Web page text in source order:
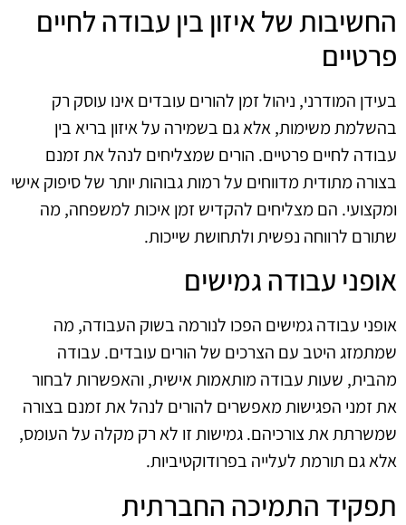
החשיבות של איזון בין עבודה לחיים
פרטיים
בעידן המודרני, ניהול זמן להורים עובדים אינו עוסק רק
בהשלמת משימות, אלא גם בשמירה על איזון בריא בין
עבודה לחיים פרטיים. הורים שמצליחים לנהל את זמנם
בצורה מתודית מדווחים על רמות גבוהות יותר של סיפוק אישי
ומקצועי. הם מצליחים להקדיש זמן איכות למשפחה, מה
שתורם לרווחה נפשית ולתחושת שייכות.
אופני עבודה גמישים
אופני עבודה גמישים הפכו לנורמה בשוק העבודה, מה
שמתמזג היטב עם הצרכים של הורים עובדים. עבודה
מהבית, שעות עבודה מותאמות אישית, והאפשרות לבחור
את זמני הפגישות מאפשרים להורים לנהל את זמנם בצורה
שמשרתת את צורכיהם. גמישות זו לא רק מקלה על העומס,
אלא גם תורמת לעלייה בפרודוקטיביות.
תפקיד התמיכה החברתית